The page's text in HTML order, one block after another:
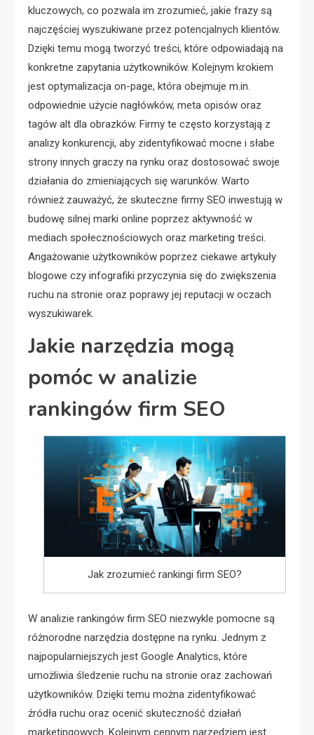
kluczowych, co pozwala im zrozumieć, jakie frazy są
najczęściej wyszukiwane przez potencjalnych klientów.
Dzięki temu mogą tworzyć treści, które odpowiadają na
konkretne zapytania użytkowników. Kolejnym krokiem
jest optymalizacja on-page, która obejmuje m.in.
odpowiednie użycie nagłówków, meta opisów oraz
tagów alt dla obrazków. Firmy te często korzystają z
analizy konkurencji, aby zidentyfikować mocne i słabe
strony innych graczy na rynku oraz dostosować swoje
działania do zmieniających się warunków. Warto
również zauważyć, że skuteczne firmy SEO inwestują w
budowę silnej marki online poprzez aktywność w
mediach społecznościowych oraz marketing treści.
Angażowanie użytkowników poprzez ciekawe artykuły
blogowe czy infografiki przyczynia się do zwiększenia
ruchu na stronie oraz poprawy jej reputacji w oczach
wyszukiwarek.
Jakie narzędzia mogą
pomóc w analizie
rankingów firm SEO
Jak zrozumieć rankingi firm SEO?
W analizie rankingów firm SEO niezwykle pomocne są
różnorodne narzędzia dostępne na rynku. Jednym z
najpopularniejszych jest Google Analytics, które
umożliwia śledzenie ruchu na stronie oraz zachowań
użytkowników. Dzięki temu można zidentyfikować
źródła ruchu oraz ocenić skuteczność działań
marketingowych. Kolejnym cennym narzędziem jest